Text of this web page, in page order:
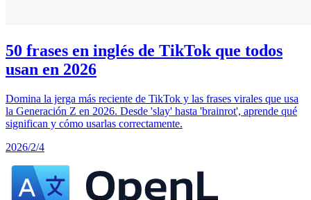
50 frases en inglés de TikTok que todos
usan en 2026
Domina la jerga más reciente de TikTok y las frases virales que usa
la Generación Z en 2026. Desde 'slay' hasta 'brainrot', aprende qué
significan y cómo usarlas correctamente.
2026/2/4